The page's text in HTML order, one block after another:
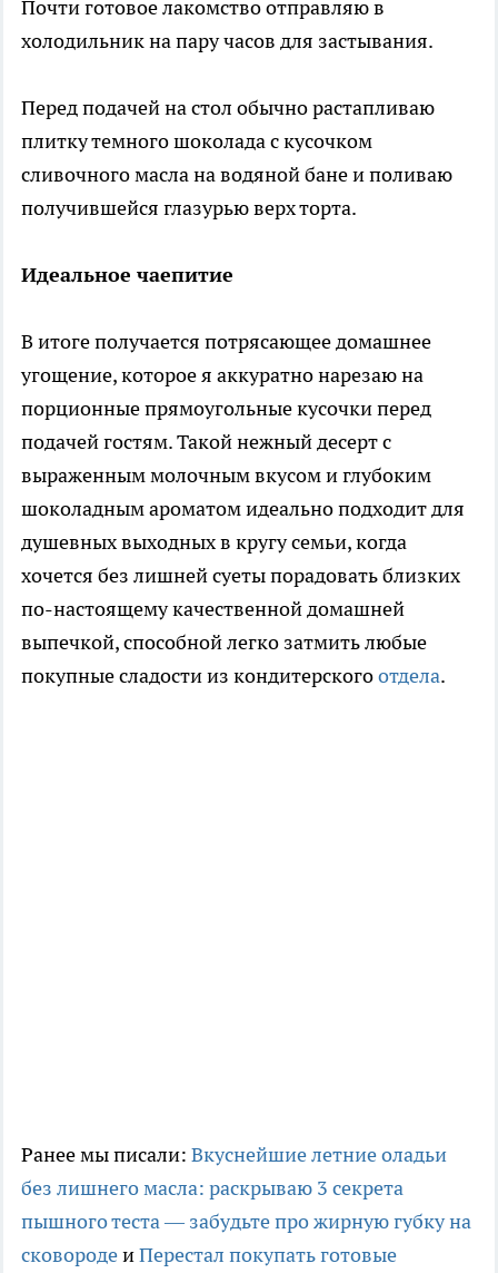
Почти готовое лакомство отправляю в
холодильник на пару часов для застывания.
Перед подачей на стол обычно растапливаю
плитку темного шоколада с кусочком
сливочного масла на водяной бане и поливаю
получившейся глазурью верх торта.
Идеальное чаепитие
В итоге получается потрясающее домашнее
угощение, которое я аккуратно нарезаю на
порционные прямоугольные кусочки перед
подачей гостям. Такой нежный десерт с
выраженным молочным вкусом и глубоким
шоколадным ароматом идеально подходит для
душевных выходных в кругу семьи, когда
хочется без лишней суеты порадовать близких
по-настоящему качественной домашней
выпечкой, способной легко затмить любые
покупные сладости из кондитерскогоотдела.
Ранее мы писали: Вкуснейшие летние оладьи
без лишнего масла: раскрываю 3 секрета
пышного теста — забудьте про жирную губку на
сковородеиПерестал покупать готовые